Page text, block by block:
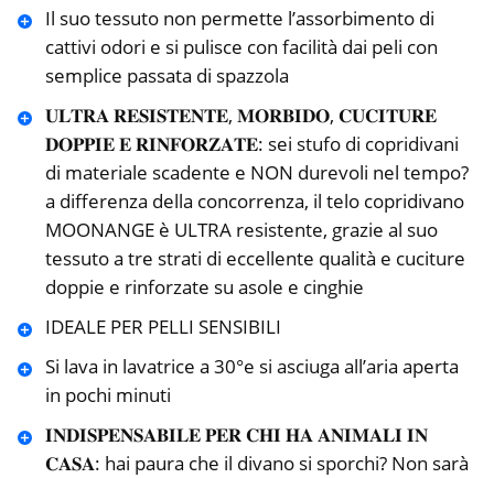
Il suo tessuto non permette l’assorbimento di
cattivi odori e si pulisce con facilità dai peli con
semplice passata di spazzola
𝐔𝐋𝐓𝐑𝐀 𝐑𝐄𝐒𝐈𝐒𝐓𝐄𝐍𝐓𝐄, 𝐌𝐎𝐑𝐁𝐈𝐃𝐎, 𝐂𝐔𝐂𝐈𝐓𝐔𝐑𝐄
𝐃𝐎𝐏𝐏𝐈𝐄 𝐄 𝐑𝐈𝐍𝐅𝐎𝐑𝐙𝐀𝐓𝐄: sei stufo di copridivani
di materiale scadente e NON durevoli nel tempo?
a differenza della concorrenza, il telo copridivano
MOONANGE è ULTRA resistente, grazie al suo
tessuto a tre strati di eccellente qualità e cuciture
doppie e rinforzate su asole e cinghie
IDEALE PER PELLI SENSIBILI
Si lava in lavatrice a 30°e si asciuga all’aria aperta
in pochi minuti
𝐈𝐍𝐃𝐈𝐒𝐏𝐄𝐍𝐒𝐀𝐁𝐈𝐋𝐄 𝐏𝐄𝐑 𝐂𝐇𝐈 𝐇𝐀 𝐀𝐍𝐈𝐌𝐀𝐋𝐈 𝐈𝐍
𝐂𝐀𝐒𝐀: hai paura che il divano si sporchi? Non sarà